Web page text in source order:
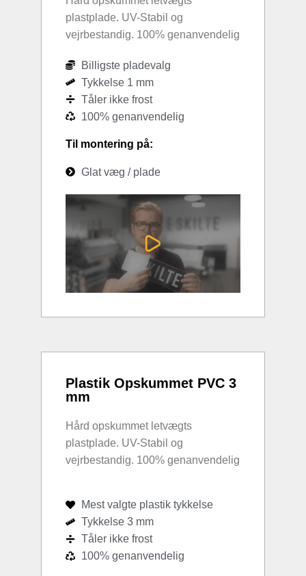
plastplade. UV-Stabil og
vejrbestandig. 100% genanvendelig
Billigste pladevalg
Tykkelse 1 mm
Tåler ikke frost
100% genanvendelig
Til montering på:
Glat væg / plade
Plastik Opskummet PVC 3
mm
Hård opskummet letvægts
plastplade. UV-Stabil og
vejrbestandig. 100% genanvendelig
Mest valgte plastik tykkelse
Tykkelse 3 mm
Tåler ikke frost
100% genanvendelig